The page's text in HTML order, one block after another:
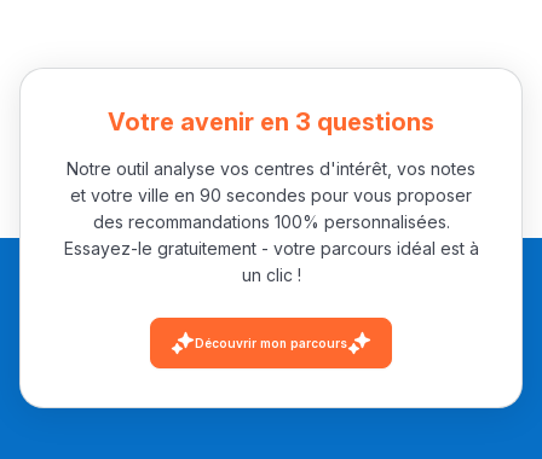
Post-Bac
Interviews/Vidéos
+ de 89 Interviews/Vidéos
دليل المهن
Votre avenir en 3 questions
Notre outil analyse vos centres d'intérêt, vos notes
et votre ville en 90 secondes pour vous proposer
des recommandations 100% personnalisées.
Essayez-le gratuitement - votre parcours idéal est à
un clic !
Découvrir mon parcours